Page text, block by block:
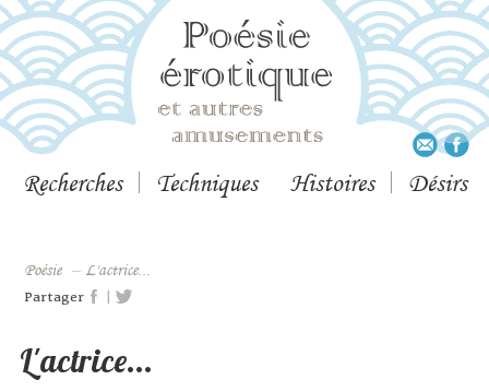
Recherches Techniques Histoires Désirs
Poésie – L'actrice...
Partager |
L'actrice...